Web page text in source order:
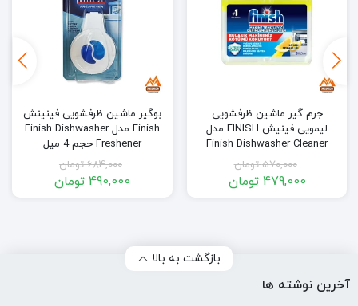
بوگیر ماشین ظرفشویی فینینش
Finish مدل Finish Dishwasher
Freshener حجم 4 میل
684,000 تومان
490,000 تومان
خوشبو کننده و ضد بید کمد
لباس ولناکس Wellnax مدل
Akdeniz esintisi حجم 21 میل
320,000 تومان
240,000 تومان
بازگشت به بالا
آخرین نوشته ها